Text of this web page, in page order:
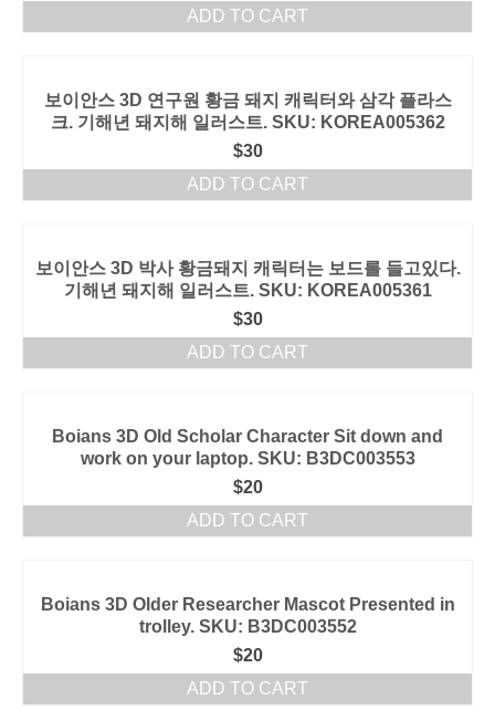
ADD TO CART
보이안스 3D 연구원 황금 돼지 캐릭터와 삼각 플라스
크. 기해년 돼지해 일러스트. SKU: KOREA005362
$30
ADD TO CART
보이안스 3D 박사 황금돼지 캐릭터는 보드를 들고있다.
기해년 돼지해 일러스트. SKU: KOREA005361
$30
ADD TO CART
Boians 3D Old Scholar Character Sit down and
work on your laptop. SKU: B3DC003553
$20
ADD TO CART
Boians 3D Older Researcher Mascot Presented in
trolley. SKU: B3DC003552
$20
ADD TO CART